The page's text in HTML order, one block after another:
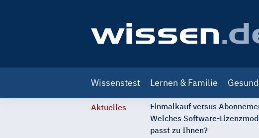
navigation
Wissenstest Lernen & Familie
Aktuelles
Einmalkauf versus
Welches Software-
passt zu Ihnen?